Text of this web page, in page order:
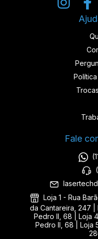
Fale
Loja 1 - Rua
da Cantareira, 247 |
Pedro II, 68 | Loja
Pedro II, 68 | Loja